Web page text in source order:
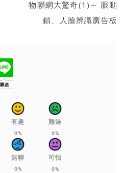
物聯網大驚奇(1)～ 眼動
鎖、人臉辨識廣告板
有趣
0%
難過
0%
無聊
0%
可怕
0%